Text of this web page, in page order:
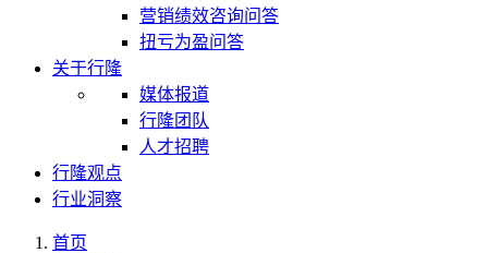
营销绩效咨询问答
扭亏为盈问答
关于行隆
媒体报道
行隆团队
人才招聘
行隆观点
行业洞察
首页